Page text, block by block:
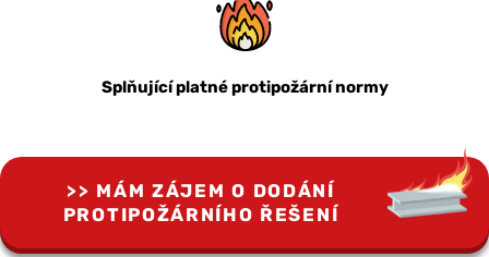
Splňující platné protipožární normy
MÁM ZÁJEM O DODÁNÍ
PROTIPOŽÁRNÍHO ŘEŠENÍ